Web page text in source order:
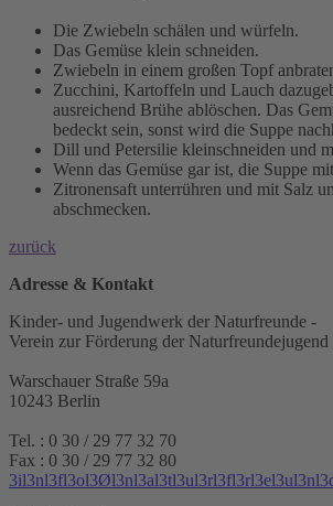
Die Zwiebeln schälen und würfeln.
Das Gemüse klein schneiden.
Zwiebeln in einem großen Topf
Zucchini, Kartoffeln und Lauch
ausreichend Brühe ablöschen. Das
bedeckt sein, sonst wird die Suppe
Dill und Petersilie kleinschneiden und
Wenn das Gemüse gar ist, die Suppe
Zitronensaft unterrühren und mit Salz
abschmecken.
zurück
Adresse & Kontakt
Kinder- und Jugendwerk der Naturfreunde -
Verein zur Förderung der Naturfreundejugend
Warschauer Straße 59a
10243 Berlin
Tel. : 0 30 / 29 77 32 70
Fax : 0 30 / 29 77 32 80
3il3nl3fl3ol3Øl3nl3al3tl3ul3rl3fl3rl3el3ul3nl3